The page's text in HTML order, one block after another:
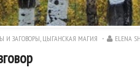
И ЗАГОВОРЫ, ЦЫГАНСКАЯ МАГИЯ ELENA